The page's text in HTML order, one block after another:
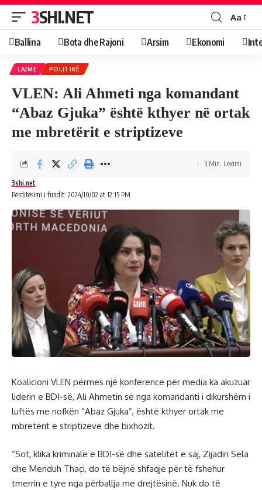
3SHI.NET Aa
Ballina Bota dhe Rajoni Arsim Ekonomi
LAJME POLITIKË
VLEN: Ali Ahmeti nga komandant
“Abaz Gjuka” është kthyer në ortak
me mbretërit e striptizeve
Përditësimi i fundit: 2024/10/02 at 12:15 PM
3shi.net
3 Min. Leximi
Koalicioni VLEN përmes një konference për media ka akuzuar
liderin e BDI-së, Ali Ahmetin se nga komandanti i dikurshëm i
luftës me nofkën “Abaz Gjuka”, është kthyer ortak me
mbretërit e striptizeve dhe bixhozit.
“Sot, klika kriminale e BDI-së dhe satelitët e saj, Zijadin Sela
dhe Menduh Thaçi, do të bëjnë shfaqje për të fshehur
tmerrin e tyre nga përballja me drejtësinë. Nuk do të